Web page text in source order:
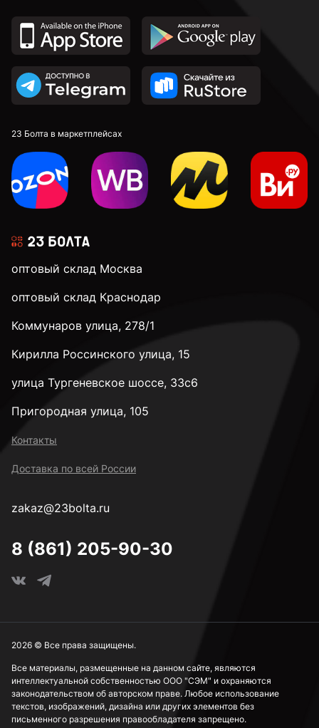
23 Болта в маркетплейсах
оптовый склад Москва
оптовый склад Краснодар
Коммунаров улица, 278/1
Кирилла Россинского улица, 15
улица Тургеневское шоссе, 33с6
Пригородная улица, 105
Контакты
Доставка по всей России
zakaz@23bolta.ru
8 (861) 205-90-30
Все материалы, размещенные на данном сайте, являются
интеллектуальной собственностью ООО "СЭМ" и охраняются
законодательством об авторском праве. Любое использование
текстов, изображений, дизайна или других элементов без
письменного разрешения правообладателя запрещено.
2026 © Все права защищены.